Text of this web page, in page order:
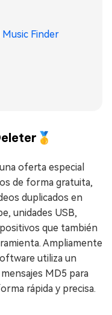
Finder
oferta especial
de forma gratuita,
duplicados en
unidades USB,
que también
Ampliamente
utiliza un
MD5 para
rápida y precisa.